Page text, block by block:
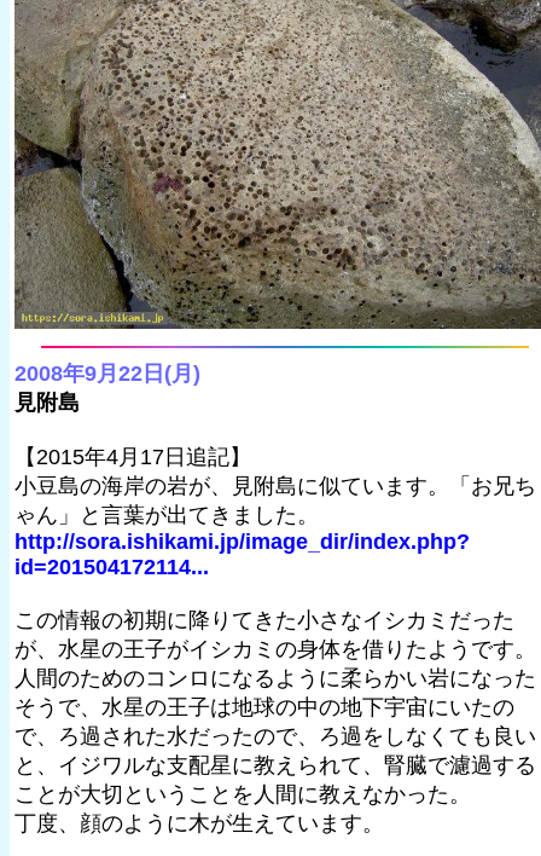
2008年9月22日(月)
見附島
【2015年4月17日追記】
小豆島の海岸の岩が、見附島に似ています。「お兄ち
ゃん」と言葉が出てきました。
http://sora.ishikami.jp/image_dir/index.php?
id=201504172114...
この情報の初期に降りてきた小さなイシカミだった
が、水星の王子がイシカミの身体を借りたようです。
人間のためのコンロになるように柔らかい岩になった
そうで、水星の王子は地球の中の地下宇宙にいたの
で、ろ過された水だったので、ろ過をしなくても良い
と、イジワルな支配星に教えられて、腎臓で濾過する
ことが大切ということを人間に教えなかった。
丁度、顔のように木が生えています。